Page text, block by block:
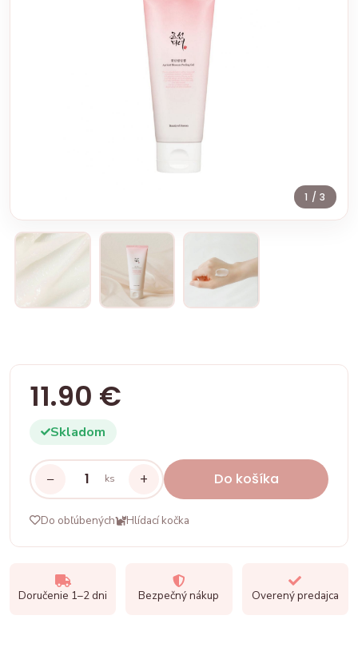
1 / 3
11.90 €
Skladom
− ks + Do košíka
Do obľúbených Hlídací kočka
Doručenie 1–2 dni Bezpečný nákup Overený predajca